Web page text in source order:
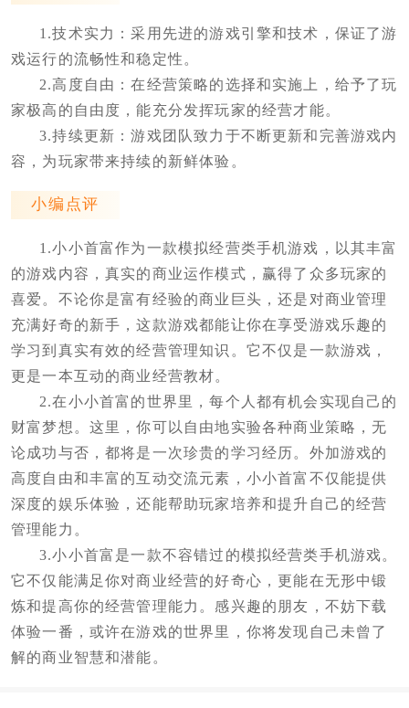
1.技术实力：采用先进的游戏引擎和技术，保证了游
戏运行的流畅性和稳定性。
2.高度自由：在经营策略的选择和实施上，给予了玩
家极高的自由度，能充分发挥玩家的经营才能。
3.持续更新：游戏团队致力于不断更新和完善游戏内
容，为玩家带来持续的新鲜体验。
小编点评
1.小小首富作为一款模拟经营类手机游戏，以其丰富
的游戏内容，真实的商业运作模式，赢得了众多玩家的
喜爱。不论你是富有经验的商业巨头，还是对商业管理
充满好奇的新手，这款游戏都能让你在享受游戏乐趣的
学习到真实有效的经营管理知识。它不仅是一款游戏，
更是一本互动的商业经营教材。
2.在小小首富的世界里，每个人都有机会实现自己的
财富梦想。这里，你可以自由地实验各种商业策略，无
论成功与否，都将是一次珍贵的学习经历。外加游戏的
高度自由和丰富的互动交流元素，小小首富不仅能提供
深度的娱乐体验，还能帮助玩家培养和提升自己的经营
管理能力。
3.小小首富是一款不容错过的模拟经营类手机游戏。
它不仅能满足你对商业经营的好奇心，更能在无形中锻
炼和提高你的经营管理能力。感兴趣的朋友，不妨下载
体验一番，或许在游戏的世界里，你将发现自己未曾了
解的商业智慧和潜能。